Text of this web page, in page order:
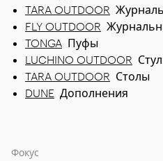
TARA OUTDOOR
FLY OUTDOOR
TONGA Пуфы
LUCHINO OUTDOOR
TARA OUTDOOR Столы
DUNE Дополнения
Фокус